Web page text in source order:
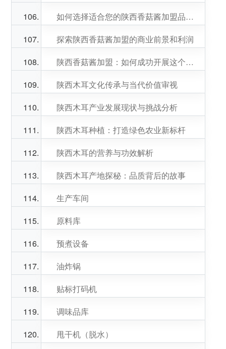
如何选择适合您的陕西香菇酱加盟品牌？
探索陕西香菇酱加盟的商业前景和利润
陕西香菇酱加盟：如何成功开展这个机会？
陕西木耳文化传承与当代价值审视
陕西木耳产业发展现状与挑战分析
陕西木耳种植：打造绿色农业新标杆
陕西木耳的营养与功效解析
陕西木耳产地探秘：品质背后的故事
生产车间
原料库
预煮设备
油炸锅
贴标打码机
调味品库
甩干机（脱水）